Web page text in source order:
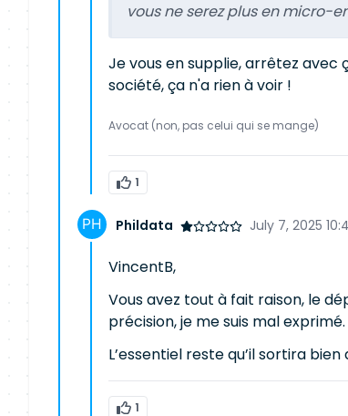
vous ne serez plus en micro-
Je vous en supplie, arrêtez avec
société, ça n'a rien à voir !
Avocat (non, pas celui qui se mange)
1
Phildata July 7, 2025
VincentB,
Vous avez tout à fait raison, le
précision, je me suis mal exprimé.
L’essentiel reste qu’il sortira
1